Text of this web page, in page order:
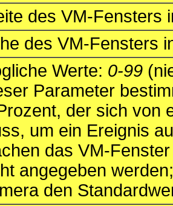
des VM-Fensters
des VM-Fensters
Werte: 0-99
Parameter
der sich von
um ein Ereignis
das VM-
angegeben
den